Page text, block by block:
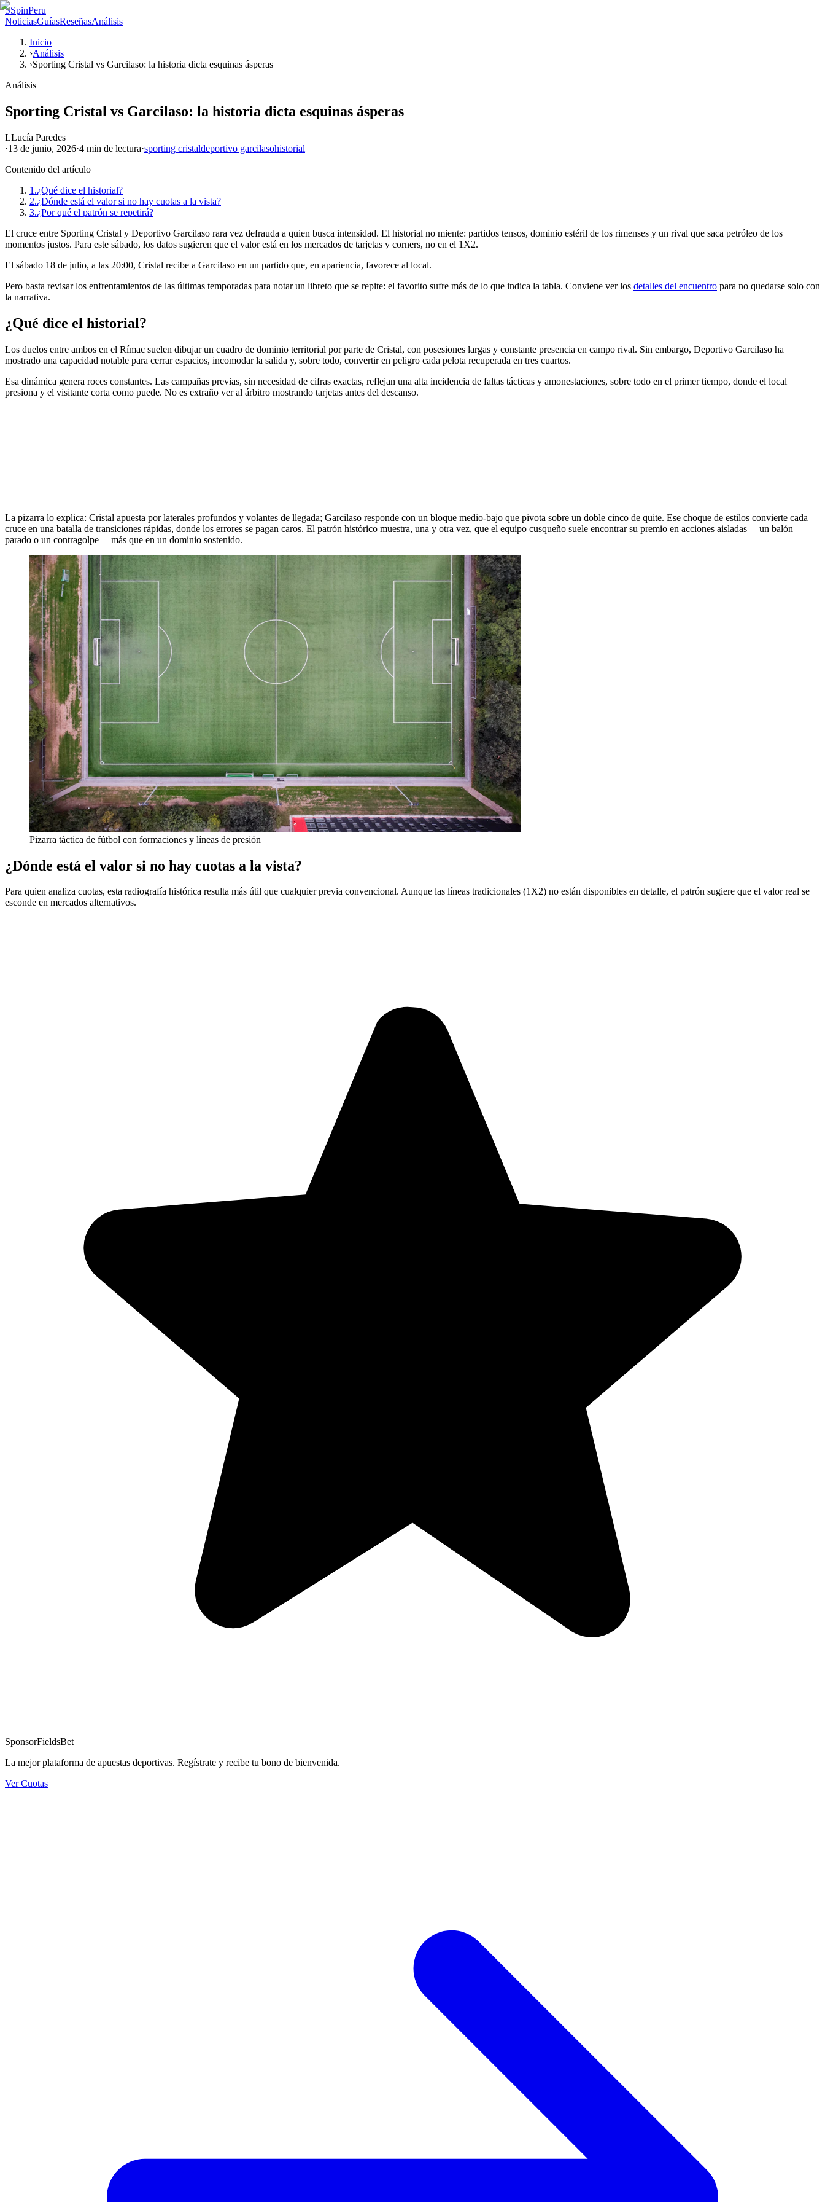
SSpinPeru
NoticiasGuíasReseñasAnálisis
Inicio
›Análisis
›Sporting Cristal vs Garcilaso: la historia dicta esquinas ásperas
Análisis
Sporting Cristal vs Garcilaso: la historia dicta esquinas ásperas
LLucía Paredes
·13 de junio, 2026·4 min de lectura·sporting cristaldeportivo garcilasohistorial
Contenido del artículo
1.¿Qué dice el historial?
2.¿Dónde está el valor si no hay cuotas a la vista?
3.¿Por qué el patrón se repetirá?
El cruce entre Sporting Cristal y Deportivo Garcilaso rara vez defrauda a quien busca intensidad. El historial no miente: partidos tensos, dominio estéril de los rimenses y un rival que saca petróleo de los
momentos justos. Para este sábado, los datos sugieren que el valor está en los mercados de tarjetas y corners, no en el 1X2.
El sábado 18 de julio, a las 20:00, Cristal recibe a Garcilaso en un partido que, en apariencia, favorece al local.
Pero basta revisar los enfrentamientos de las últimas temporadas para notar un libreto que se repite: el favorito sufre más de lo que indica la tabla. Conviene ver los detalles del encuentro para no quedarse solo con
la narrativa.
¿Qué dice el historial?
Los duelos entre ambos en el Rímac suelen dibujar un cuadro de dominio territorial por parte de Cristal, con posesiones largas y constante presencia en campo rival. Sin embargo, Deportivo Garcilaso ha
mostrado una capacidad notable para cerrar espacios, incomodar la salida y, sobre todo, convertir en peligro cada pelota recuperada en tres cuartos.
Esa dinámica genera roces constantes. Las campañas previas, sin necesidad de cifras exactas, reflejan una alta incidencia de faltas tácticas y amonestaciones, sobre todo en el primer tiempo, donde el local
presiona y el visitante corta como puede. No es extraño ver al árbitro mostrando tarjetas antes del descanso.
La pizarra lo explica: Cristal apuesta por laterales profundos y volantes de llegada; Garcilaso responde con un bloque medio-bajo que pivota sobre un doble cinco de quite. Ese choque de estilos convierte cada
cruce en una batalla de transiciones rápidas, donde los errores se pagan caros. El patrón histórico muestra, una y otra vez, que el equipo cusqueño suele encontrar su premio en acciones aisladas —un balón
parado o un contragolpe— más que en un dominio sostenido.
Pizarra táctica de fútbol con formaciones y líneas de presión
¿Dónde está el valor si no hay cuotas a la vista?
Para quien analiza cuotas, esta radiografía histórica resulta más útil que cualquier previa convencional. Aunque las líneas tradicionales (1X2) no están disponibles en detalle, el patrón sugiere que el valor real se
esconde en mercados alternativos.
SponsorFieldsBet
La mejor plataforma de apuestas deportivas. Regístrate y recibe tu bono de bienvenida.
Ver Cuotas